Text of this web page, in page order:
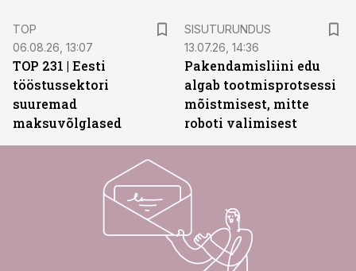
TOP
06.08.26, 13:07
TOP 231 | Eesti
tööstussektori
suuremad
maksuvõlglased
SISUTURUNDUS
13.07.26, 14:36
Pakendamisliini edu
algab tootmisprotsessi
mõistmisest, mitte
roboti valimisest